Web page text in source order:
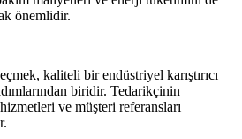
önemlidir.
kaliteli bir endüstriyel karıştırıcı
biridir. Tedarikçinin
ve müşteri referansları